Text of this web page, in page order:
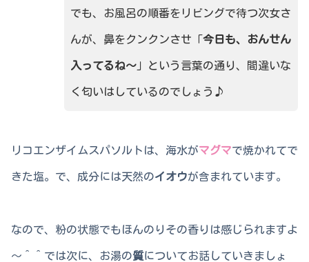
でも、お風呂の順番をリビングで待つ次女さ
んが、鼻をクンクンさせ「今日も、おんせん
入ってるね～」という言葉の通り、間違いな
く匂いはしているのでしょう♪
リコエンザイムスパソルトは、海水がマグマで焼かれてで
きた塩。で、成分には天然のイオウが含まれています。
なので、粉の状態でもほんのりその香りは感じられますよ
～＾＾では次に、お湯の質についてお話していきましょ